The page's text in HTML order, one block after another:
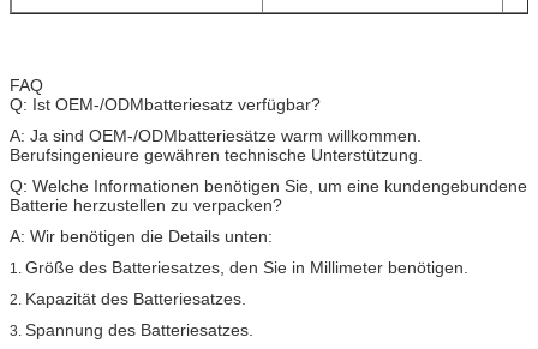
FAQ
Q: Ist OEM-/ODMbatteriesatz verfügbar?
A: Ja sind OEM-/ODMbatteriesätze warm willkommen.
Berufsingenieure gewähren technische Unterstützung.
Q: Welche Informationen benötigen Sie, um eine kundengebundene
Batterie herzustellen zu verpacken?
A: Wir benötigen die Details unten:
1. Größe des Batteriesatzes, den Sie in Millimeter benötigen.
2. Kapazität des Batteriesatzes.
3. Spannung des Batteriesatzes.